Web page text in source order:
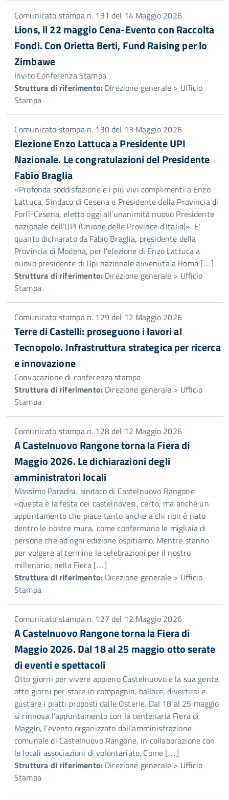
Comunicato stampa n. 131 del 14 Maggio 2026
Lions, il 22 maggio Cena-Evento con Raccolta
Fondi. Con Orietta Berti, Fund Raising per lo
Zimbawe
Invito Conferenza Stampa
Struttura di riferimento: Direzione generale > Ufficio
Stampa
Comunicato stampa n. 130 del 13 Maggio 2026
Elezione Enzo Lattuca a Presidente UPI
Nazionale. Le congratulazioni del Presidente
Fabio Braglia
«Profonda soddisfazione e i più vivi complimenti a Enzo
Lattuca, Sindaco di Cesena e Presidente della Provincia di
Forlì-Cesena, eletto oggi all’unanimità nuovo Presidente
nazionale dell’UPI (Unione delle Province d’Italia)». E’
quanto dichiarato da Fabio Braglia, presidente della
Provincia di Modena, per l’elezione di Enzo Lattuca a
nuovo presidente di Upi nazionale avvenuta a Roma […]
Struttura di riferimento: Direzione generale > Ufficio
Stampa
Comunicato stampa n. 129 del 12 Maggio 2026
Terre di Castelli: proseguono i lavori al
Tecnopolo. Infrastruttura strategica per ricerca
e innovazione
Convocazione di conferenza stampa
Struttura di riferimento: Direzione generale > Ufficio
Stampa
Comunicato stampa n. 128 del 12 Maggio 2026
A Castelnuovo Rangone torna la Fiera di
Maggio 2026. Le dichiarazioni degli
amministratori locali
Massimo Paradisi, sindaco di Castelnuovo Rangone
«questa è la festa dei castelnovesi, certo, ma anche un
appuntamento che piace tanto anche a chi non è nato
dentro le nostre mura, come confermano le migliaia di
persone che ad ogni edizione ospitiamo. Mentre stanno
per volgere al termine le celebrazioni per il nostro
millenario, nella Fiera […]
Struttura di riferimento: Direzione generale > Ufficio
Stampa
Comunicato stampa n. 127 del 12 Maggio 2026
A Castelnuovo Rangone torna la Fiera di
Maggio 2026. Dal 18 al 25 maggio otto serate
di eventi e spettacoli
Otto giorni per vivere appieno Castelnuovo e la sua gente,
otto giorni per stare in compagnia, ballare, divertirsi e
gustare i piatti proposti dalle Osterie. Dal 18 al 25 maggio
si rinnova l’appuntamento con la centenaria Fiera di
Maggio, l’evento organizzato dall’amministrazione
comunale di Castelnuovo Rangone, in collaborazione con
le locali associazioni di volontariato. Come […]
Struttura di riferimento: Direzione generale > Ufficio
Stampa